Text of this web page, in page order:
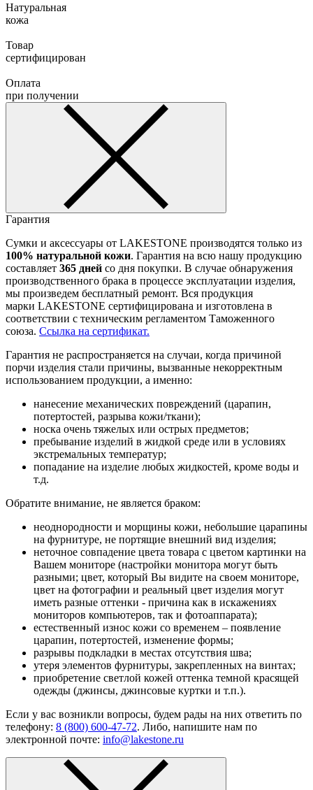
Натуральная
кожа
Товар
сертифицирован
Оплата
при получении
Гарантия
Сумки и аксессуары от LAKESTONE производятся только из
100% натуральной кожи. Гарантия на всю нашу продукцию
составляет 365 дней со дня покупки. В случае обнаружения
производственного брака в процессе эксплуатации изделия,
мы произведем бесплатный ремонт. Вся продукция
марки LAKESTONE сертифицирована и изготовлена в
соответствии с техническим регламентом Таможенного
союза. Ссылка на сертификат.
Гарантия не распространяется на случаи, когда причиной
порчи изделия стали причины, вызванные некорректным
использованием продукции, а именно:
нанесение механических повреждений (царапин,
потертостей, разрыва кожи/ткани);
носка очень тяжелых или острых предметов;
пребывание изделий в жидкой среде или в условиях
экстремальных температур;
попадание на изделие любых жидкостей, кроме воды и
т.д.
Обратите внимание, не является браком:
неоднородности и морщины кожи, небольшие царапины
на фурнитуре, не портящие внешний вид изделия;
неточное совпадение цвета товара с цветом картинки на
Вашем мониторе (настройки монитора могут быть
разными; цвет, который Вы видите на своем мониторе,
цвет на фотографии и реальный цвет изделия могут
иметь разные оттенки - причина как в искажениях
мониторов компьютеров, так и фотоаппарата);
естественный износ кожи со временем – появление
царапин, потертостей, изменение формы;
разрывы подкладки в местах отсутствия шва;
утеря элементов фурнитуры, закрепленных на винтах;
приобретение светлой кожей оттенка темной красящей
одежды (джинсы, джинсовые куртки и т.п.).
Если у вас возникли вопросы, будем рады на них ответить по
телефону: 8 (800) 600-47-72. Либо, напишите нам по
электронной почте: info@lakestone.ru